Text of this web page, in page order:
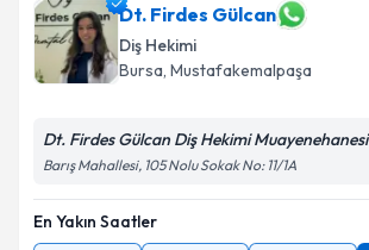
Dt. Firdes Gülcan
Diş Hekimi
Bursa, Mustafakemalpaşa
Dt. Firdes Gülcan Diş Hekimi Muayenehanesi
Barış Mahallesi, 105 Nolu Sokak No: 11/1A
En Yakın Saatler